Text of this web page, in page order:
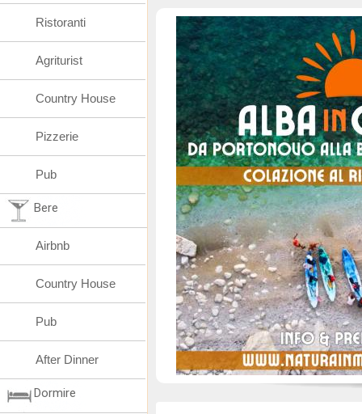
Ristoranti
Agriturist
Country House
Pizzerie
Pub
Bere
Airbnb
Country House
Pub
After Dinner
Dormire